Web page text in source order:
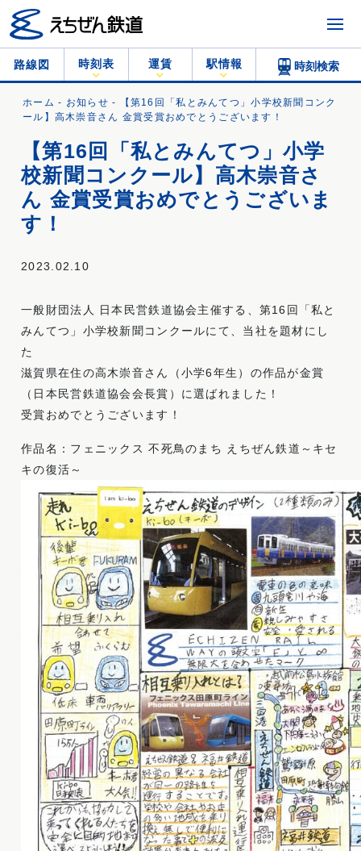
路線図 時刻表 運賃 駅情報 時刻検索
ホーム - お知らせ - 【第16回「私とみんてつ」小学校新聞コンク
ール】高木崇音さん 金賞受賞おめでとうございます！
【第16回「私とみんてつ」小学
校新聞コンクール】高木崇音さ
ん 金賞受賞おめでとうございま
す！
2023.02.10
一般財団法人 日本民営鉄道協会主催する、第16回「私と
みんてつ」小学校新聞コンクールにて、当社を題材にし
た
滋賀県在住の高木崇音さん（小学6年生）の作品が金賞
（日本民営鉄道協会会長賞）に選ばれました！
受賞おめでとうございます！
作品名：フェニックス 不死鳥のまち えちぜん鉄道～キセ
キの復活～